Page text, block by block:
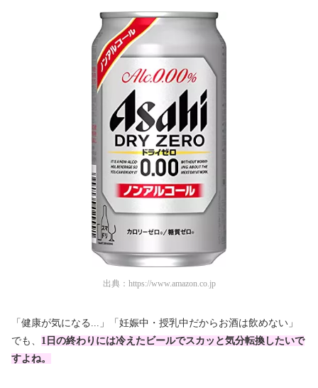
出典： https://www.amazon.co.jp
「健康が気になる...」「妊娠中・授乳中だからお酒は飲めない」
でも、 1日の終わりには冷えたビールでスカッと気分転換したいで
すよね。